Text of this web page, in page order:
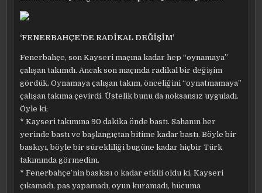
‘FENERBAHÇE’DE RADİKAL DEĞİŞİM’
Fenerbahçe, son Kayseri maçına kadar hep “oynamaya”
çalışan takımdı. Ancak son maçında radikal bir değişim
gördük. Oynamaya çalışan takım, önceliğini “oynatmamaya”
çalışan takıma çevirdi. Üstelik bunu da noksansız uyguladı.
Öyle ki;
* Kayseri takımına 90 dakika önde bastı. Sahanın her
yerinde bastı ve başlangıçtan bitime kadar bastı. Böyle bir
baskıyı, böyle bir sürekliliği bugüne kadar hiçbir Türk
takımında görmedim.
* Fenerbahçe’nin baskısı o kadar etkili oldu ki, Kayseri
çıkamadı, pas yapamadı, oyun kuramadı, hücuma